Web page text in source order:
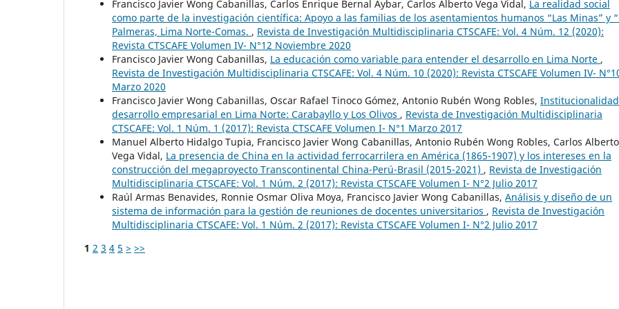
Francisco Javier Wong Cabanillas, Carlos Enrique Bernal Aybar, Carlos Alberto Vega Vidal, La realidad social
como parte de la investigación científica: Apoyo a las familias de los asentamientos humanos “Las Minas” y
Palmeras, Lima Norte-Comas. , Revista de Investigación Multidisciplinaria CTSCAFE: Vol. 4 Núm. 12 (2020):
Revista CTSCAFE Volumen IV- N°12 Noviembre 2020
Francisco Javier Wong Cabanillas, La educación como variable para entender el desarrollo en Lima Norte ,
Revista de Investigación Multidisciplinaria CTSCAFE: Vol. 4 Núm. 10 (2020): Revista CTSCAFE Volumen IV-
Marzo 2020
Francisco Javier Wong Cabanillas, Oscar Rafael Tinoco Gómez, Antonio Rubén Wong Robles,
desarrollo empresarial en Lima Norte: Carabayllo y Los Olivos , Revista de Investigación Multidisciplinaria
CTSCAFE: Vol. 1 Núm. 1 (2017): Revista CTSCAFE Volumen I- N°1 Marzo 2017
Manuel Alberto Hidalgo Tupia, Francisco Javier Wong Cabanillas, Antonio Rubén Wong Robles, Carlos Alberto
Vega Vidal, La presencia de China en la actividad ferrocarrilera en América (1865-1907) y los intereses en la
construcción del megaproyecto Transcontinental China-Perú-Brasil (2015-2021) , Revista de Investigación
Multidisciplinaria CTSCAFE: Vol. 1 Núm. 2 (2017): Revista CTSCAFE Volumen I- N°2 Julio 2017
Raúl Armas Benavides, Ronnie Osmar Oliva Moya, Francisco Javier Wong Cabanillas, Análisis y diseño de un
sistema de información para la gestión de reuniones de docentes universitarios , Revista de Investigación
Multidisciplinaria CTSCAFE: Vol. 1 Núm. 2 (2017): Revista CTSCAFE Volumen I- N°2 Julio 2017
1 2 3 4 5 > >>